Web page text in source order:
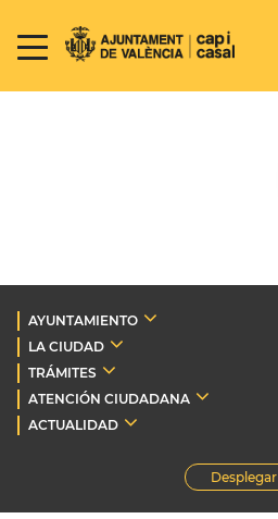
AYUNTAMIENTO
LA CIUDAD
TRÁMITES
ATENCIÓN CIUDADANA
ACTUALIDAD
Desplegar